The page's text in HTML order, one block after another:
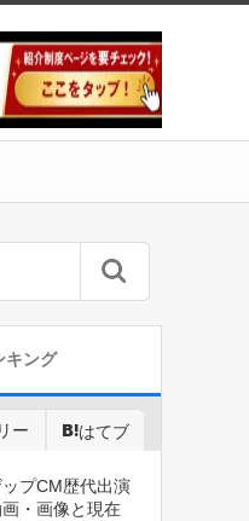
キング
ー はてブ
プCM歴代出演
・画像と現在